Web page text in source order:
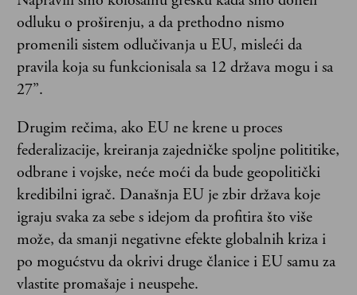
odluku o proširenju, a da prethodno nismo
promenili sistem odlučivanja u EU, misleći da
pravila koja su funkcionisala sa 12 država mogu i sa
27”.
Drugim rečima, ako EU ne krene u proces
federalizacije, kreiranja zajedničke spoljne polititike,
odbrane i vojske, neće moći da bude geopolitički
kredibilni igrač. Današnja EU je zbir država koje
igraju svaka za sebe s idejom da profitira što više
može, da smanji negativne efekte globalnih kriza i
po mogućstvu da okrivi druge članice i EU samu za
vlastite promašaje i neuspehe.